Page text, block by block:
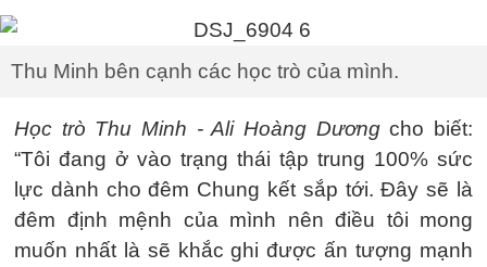
Thu Minh bên cạnh các học trò của mình.
Học trò Thu Minh - Ali Hoàng Dươngcho biết:
“Tôi đang ở vào trạng thái tập trung 100% sức
lực dành cho đêm Chung kết sắp tới. Đây sẽ là
đêm định mệnh của mình nên điều tôi mong
muốn nhất là sẽ khắc ghi được ấn tượng mạnh